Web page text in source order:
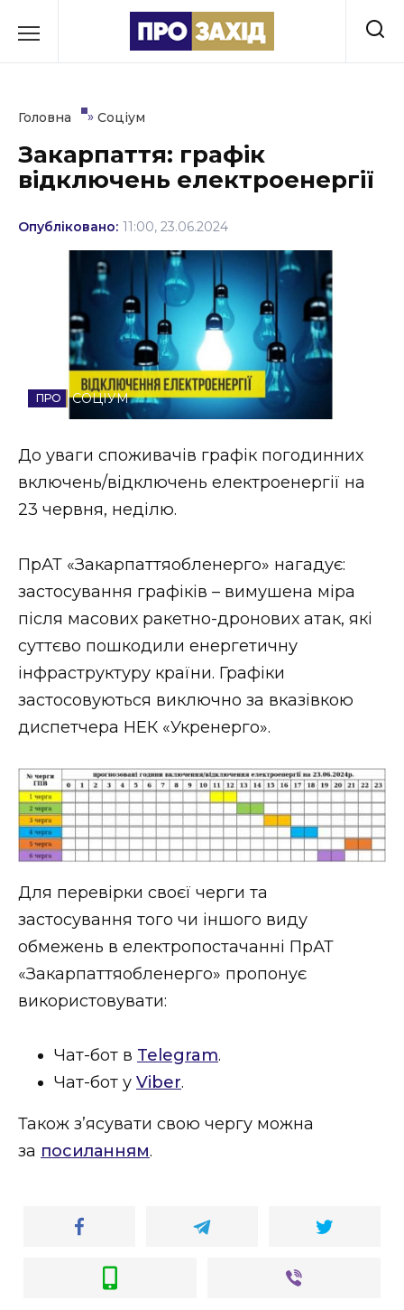
до
Культура
Освіта
Політика
Соціум
Спорт
Стиль життя
Втрачений Ужгород
Втрачений Ужгород (відеоверсія)
ЗАКАРПАТСЬКІ НОВИНИ
НОВИНИ ЗАХІДНОЇ УКРАЇНИ
ВІДЕО
Головна » Соціум
Закарпаття: графік
відключень електроенергії
Опубліковано: 11:00, 23.06.2024
СОЦІУМ
До уваги споживачів графік погодинних
включень/відключень електроенергії на
23 червня, неділю.
ПрАТ «Закарпаттяобленерго» нагадує:
застосування графіків – вимушена міра
після масових ракетно-дронових атак, які
суттєво пошкодили енергетичну
інфраструктуру країни. Графіки
застосовуються виключно за вказівкою
диспетчера НЕК «Укренерго».
Для перевірки своєї черги та
застосування того чи іншого виду
обмежень в електропостачанні ПрАТ
«Закарпаттяобленерго» пропонує
використовувати:
Чат-бот в Telegram.
Чат-бот у Viber.
Також з’ясувати свою чергу можна
за посиланням.